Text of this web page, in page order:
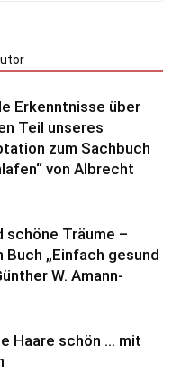
Erkenntnisse über
Teil unseres
zum Sachbuch
von Albrecht
schöne Träume –
„Einfach gesund
W. Amann-
Haare schön … mit